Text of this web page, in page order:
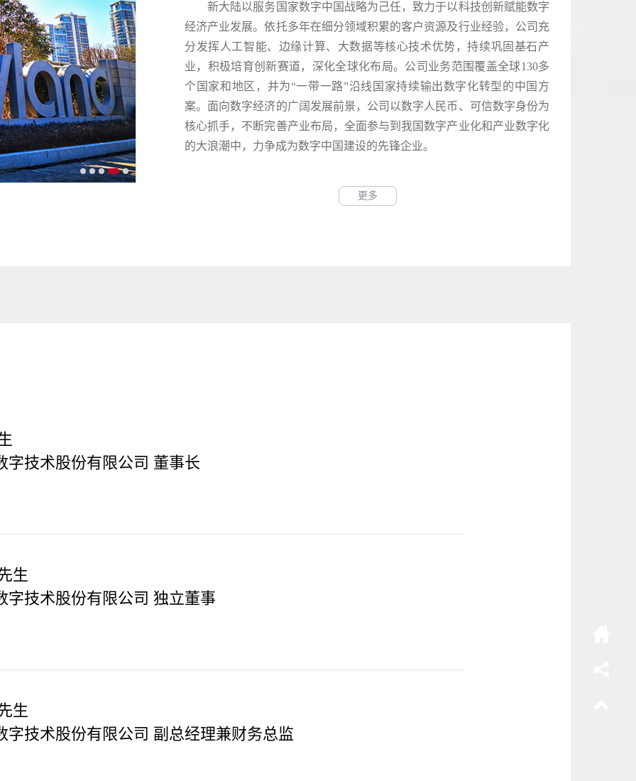
新大陆以服务国家数字中国战略为己任，致力于以科技创新赋能数字
经济产业发展。依托多年在细分领域积累的客户资源及行业经验，公司充
分发挥人工智能、边缘计算、大数据等核心技术优势，持续巩固基石产
业，积极培育创新赛道，深化全球化布局。公司业务范围覆盖全球130多
个国家和地区，并为“一带一路”沿线国家持续输出数字化转型的中国方
案。面向数字经济的广阔发展前景，公司以数字人民币、可信数字身份为
核心抓手，不断完善产业布局，全面参与到我国数字产业化和产业数字化
的大浪潮中，力争成为数字中国建设的先锋企业。
更多
字技术股份有限公司 董事长
生
字技术股份有限公司 独立董事
生
字技术股份有限公司 副总经理兼财务总监